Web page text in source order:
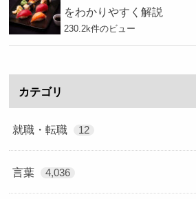
をわかりやすく解説
230.2k件のビュー
カテゴリ
就職・転職 12
言葉 4,036